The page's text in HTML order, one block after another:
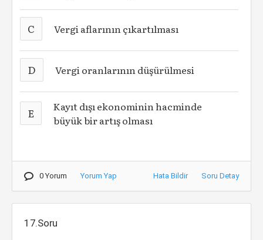
C Vergi aflarının çıkartılması
D Vergi oranlarının düşürülmesi
E
Kayıt dışı ekonominin hacminde
büyük bir artış olması
0 Yorum Yorum Yap Hata Bildir Soru Detay
17.Soru